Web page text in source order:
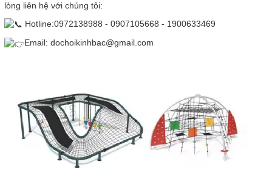
lòng liên hệ với chúng tôi:
Hotline:0972138988 - 0907105668 - 1900633469
Email: dochoikinhbac@gmail.com